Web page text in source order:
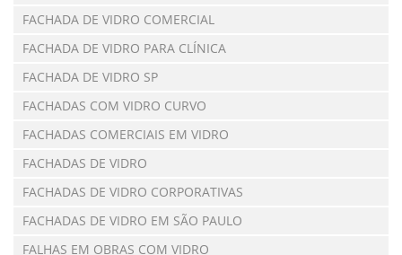
FACHADA DE VIDRO COMERCIAL
FACHADA DE VIDRO PARA CLÍNICA
FACHADA DE VIDRO SP
FACHADAS COM VIDRO CURVO
FACHADAS COMERCIAIS EM VIDRO
FACHADAS DE VIDRO
FACHADAS DE VIDRO CORPORATIVAS
FACHADAS DE VIDRO EM SÃO PAULO
FALHAS EM OBRAS COM VIDRO